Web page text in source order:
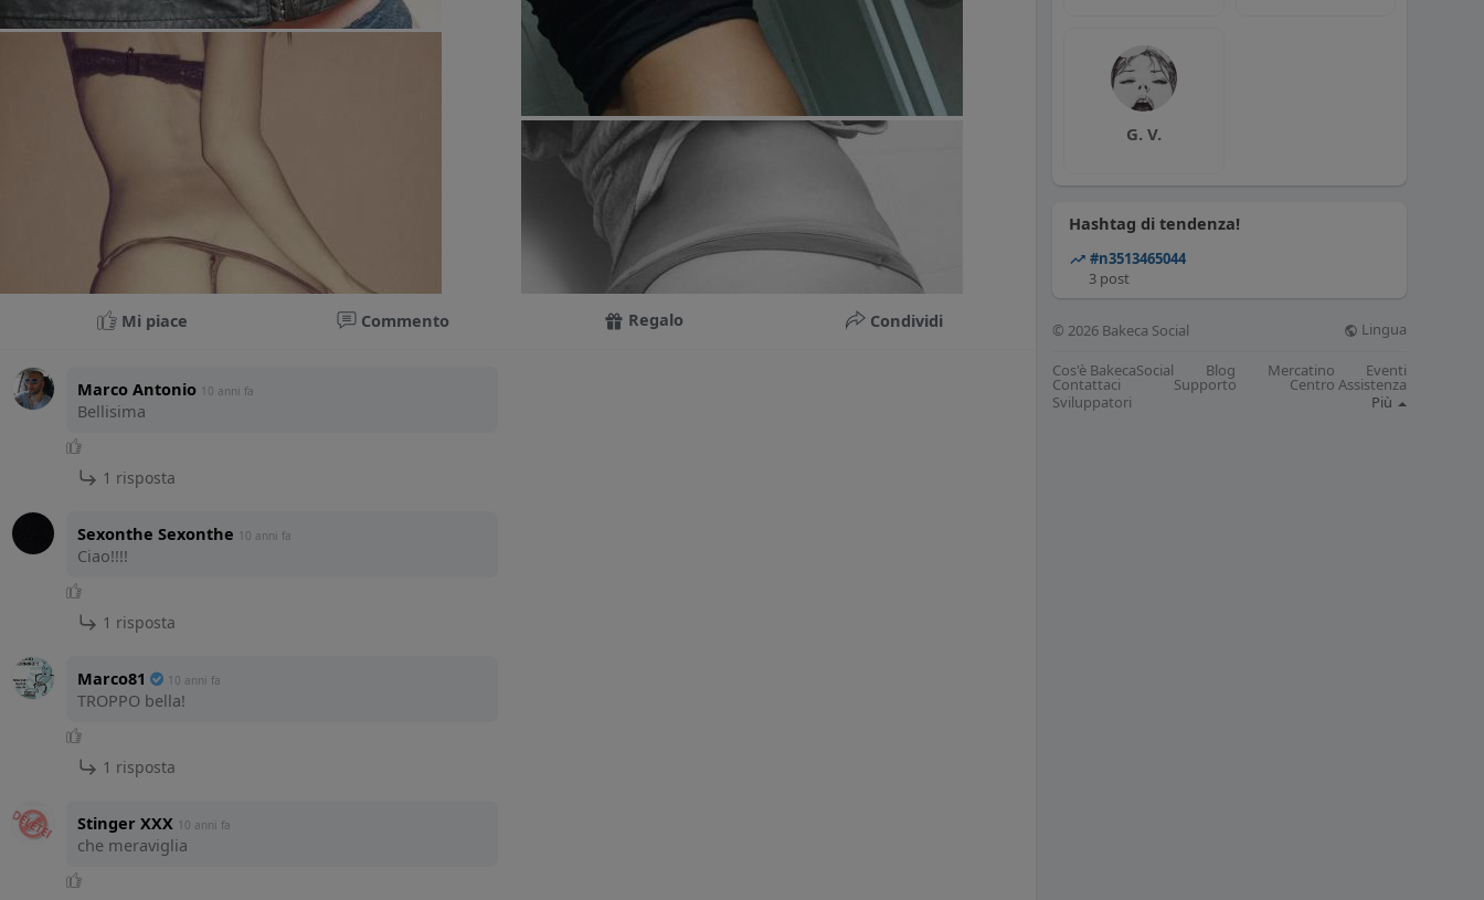
Mi piace Commento Regalo Condividi
Marco Antonio 10 anni fa
Bellisima
1 risposta
Sexonthe Sexonthe 10 anni fa
Ciao!!!!
1 risposta
Marco81 10 anni fa
TROPPO bella!
1 risposta
Stinger XXX 10 anni fa
che meraviglia
G. V.
Hashtag di tendenza!
#n3513465044
3 post
© 2026 Bakeca Social Lingua
Cos'è BakecaSocial Blog Mercatino Eventi
Contattaci Supporto
Centro Assistenza
Sviluppatori
Più